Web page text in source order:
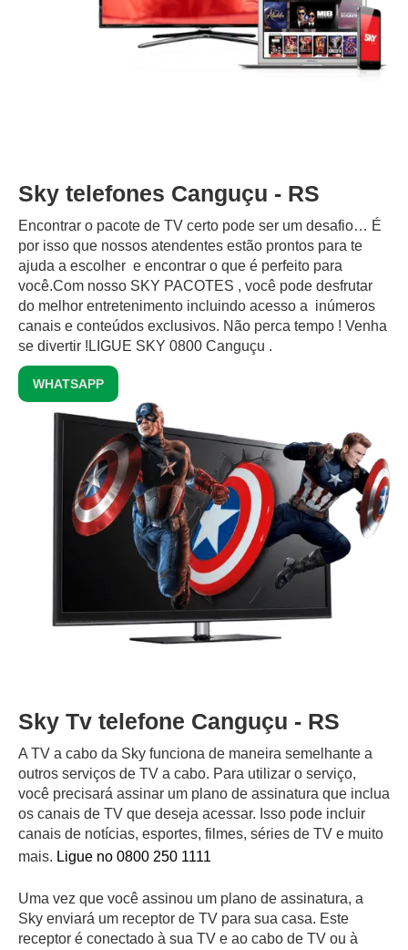
Sky telefones Canguçu - RS
Encontrar o pacote de TV certo pode ser um desafio… É
por isso que nossos atendentes estão prontos para te
ajuda a escolher e encontrar o que é perfeito para
você.Com nosso SKY PACOTES , você pode desfrutar
do melhor entretenimento incluindo acesso a inúmeros
canais e conteúdos exclusivos.‍ Não perca tempo ! Venha
se divertir !LIGUE SKY 0800 Canguçu .
WHATSAPP
Sky Tv telefone Canguçu - RS
A TV a cabo da Sky funciona de maneira semelhante a
outros serviços de TV a cabo. Para utilizar o serviço,
você precisará assinar um plano de assinatura que inclua
os canais de TV que deseja acessar. Isso pode incluir
canais de notícias, esportes, filmes, séries de TV e muito
mais. Ligue no 0800 250 1111
Uma vez que você assinou um plano de assinatura, a
Sky enviará um receptor de TV para sua casa. Este
receptor é conectado à sua TV e ao cabo de TV ou à